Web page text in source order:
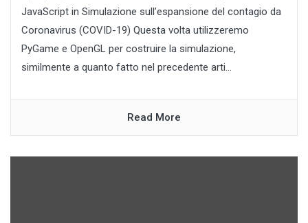
JavaScript in Simulazione sull’espansione del contagio da
Coronavirus (COVID-19) Questa volta utilizzeremo
PyGame e OpenGL per costruire la simulazione,
similmente a quanto fatto nel precedente arti...
Read More